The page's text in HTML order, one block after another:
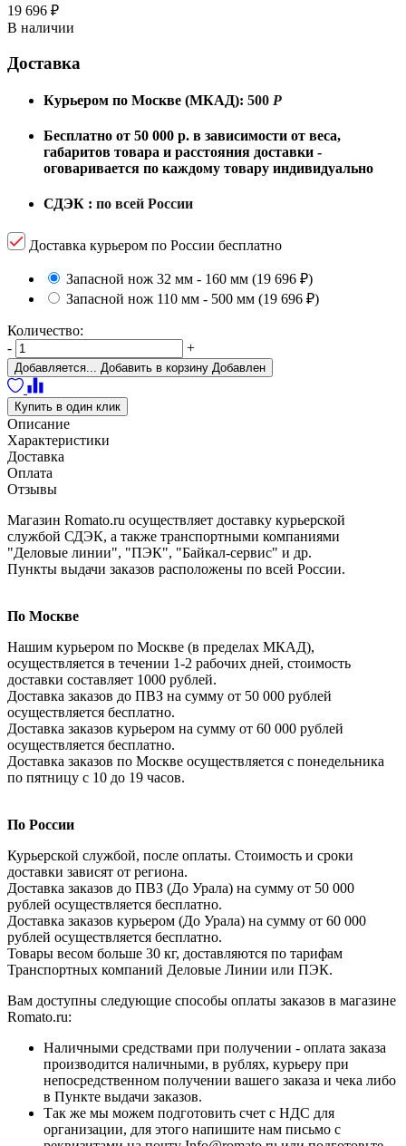
19 696 ₽
В наличии
Доставка
Курьером по Москве (МКАД): 500 Р
Бесплатно от 50 000 р. в зависимости от веса,
габаритов товара и расстояния доставки -
оговаривается по каждому товару индивидуально
СДЭК : по всей России
Доставка курьером по России бесплатно
Запасной нож 32 мм - 160 мм (19 696 ₽)
Запасной нож 110 мм - 500 мм (19 696 ₽)
Количество:
-
+
Добавляется... Добавить в корзину Добавлен
Купить в один клик
Описание
Характеристики
Доставка
Оплата
Отзывы
Магазин Romato.ru осуществляет доставку курьерской
службой СДЭК, а также транспортными компаниями
"Деловые линии", "ПЭК", "Байкал-сервис" и др.
Пункты выдачи заказов расположены по всей России.
По Москве
Нашим курьером по Москве (в пределах МКАД),
осуществляется в течении 1-2 рабочих дней, стоимость
доставки составляет 1000 рублей.
Доставка заказов до ПВЗ на сумму от 50 000 рублей
осуществляется бесплатно.
Доставка заказов курьером на сумму от 60 000 рублей
осуществляется бесплатно.
Доставка заказов по Москве осуществляется с понедельника
по пятницу с 10 до 19 часов.
По России
Курьерской службой, после оплаты. Стоимость и сроки
доставки зависят от региона.
Доставка заказов до ПВЗ (До Урала) на сумму от 50 000
рублей осуществляется бесплатно.
Доставка заказов курьером (До Урала) на сумму от 60 000
рублей осуществляется бесплатно.
Товары весом больше 30 кг, доставляются по тарифам
Транспортных компаний Деловые Линии или ПЭК.
Вам доступны следующие способы оплаты заказов в магазине
Romato.ru:
Наличными средствами при получении - оплата заказа
производится наличными, в рублях, курьеру при
непосредственном получении вашего заказа и чека либо
в Пункте выдачи заказов.
Так же мы можем подготовить счет с НДС для
организации, для этого напишите нам письмо с